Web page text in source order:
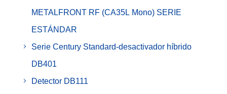
METALFRONT RF (CA35L Mono) SERIE
ESTÁNDAR
Serie Century Standard-desactivador híbrido
DB401
Detector DB111